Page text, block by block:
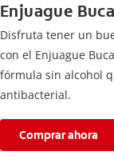
Enjuague
Disfruta tener un
con el Enjuague
fórmula sin alcohol
antibacterial.
Comprar ahora